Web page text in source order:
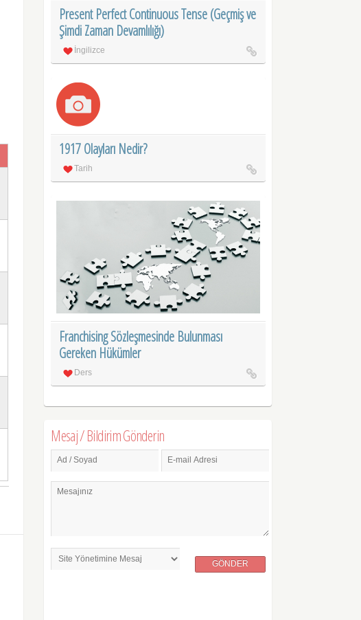
Present Perfect Continuous Tense (Geçmiş ve
Şimdi Zaman Devamlılığı)
İngilizce
1917 Olayları Nedir?
Tarih
Franchising Sözleşmesinde Bulunması
Gereken Hükümler
Ders
Mesaj / Bildirim Gönderin
Ad / Soyad E-mail Adresi
Mesajınız
GÖNDER